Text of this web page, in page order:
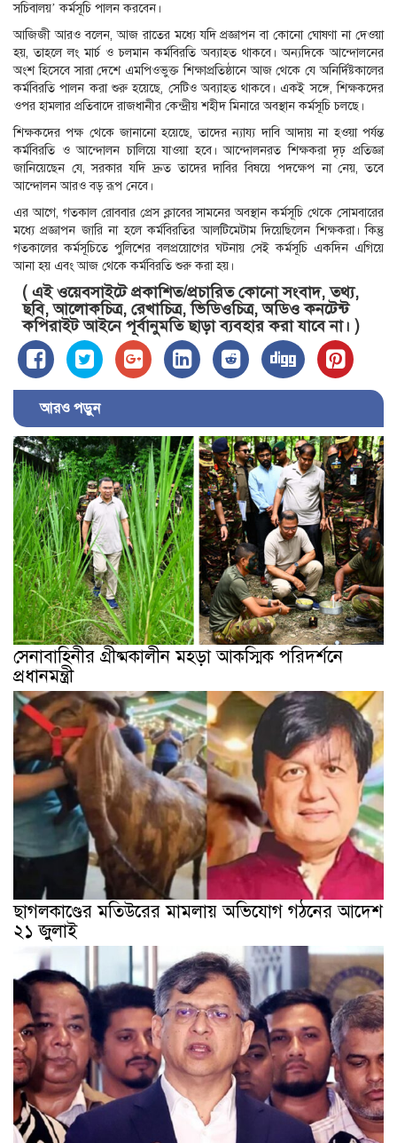
সচিবালয়’ কর্মসূচি পালন করবেন।
আজিজী আরও বলেন, আজ রাতের মধ্যে যদি প্রজ্ঞাপন বা কোনো ঘোষণা না দেওয়া
হয়, তাহলে লং মার্চ ও চলমান কর্মবিরতি অব্যাহত থাকবে। অন্যদিকে আন্দোলনের
অংশ হিসেবে সারা দেশে এমপিওভুক্ত শিক্ষাপ্রতিষ্ঠানে আজ থেকে যে অনির্দিষ্টকালের
কর্মবিরতি পালন করা শুরু হয়েছে, সেটিও অব্যাহত থাকবে। একই সঙ্গে, শিক্ষকদের
ওপর হামলার প্রতিবাদে রাজধানীর কেন্দ্রীয় শহীদ মিনারে অবস্থান কর্মসূচি চলছে।
শিক্ষকদের পক্ষ থেকে জানানো হয়েছে, তাদের ন্যায্য দাবি আদায় না হওয়া পর্যন্ত
কর্মবিরতি ও আন্দোলন চালিয়ে যাওয়া হবে। আন্দোলনরত শিক্ষকরা দৃঢ় প্রতিজ্ঞা
জানিয়েছেন যে, সরকার যদি দ্রুত তাদের দাবির বিষয়ে পদক্ষেপ না নেয়, তবে
আন্দোলন আরও বড় রূপ নেবে।
এর আগে, গতকাল রোববার প্রেস ক্লাবের সামনের অবস্থান কর্মসূচি থেকে সোমবারের
মধ্যে প্রজ্ঞাপন জারি না হলে কর্মবিরতির আলটিমেটাম দিয়েছিলেন শিক্ষকরা। কিন্তু
গতকালের কর্মসূচিতে পুলিশের বলপ্রয়োগের ঘটনায় সেই কর্মসূচি একদিন এগিয়ে
আনা হয় এবং আজ থেকে কর্মবিরতি শুরু করা হয়।
( এই ওয়েবসাইটে প্রকাশিত/প্রচারিত কোনো সংবাদ, তথ্য,
ছবি, আলোকচিত্র, রেখাচিত্র, ভিডিওচিত্র, অডিও কনটেন্ট
কপিরাইট আইনে পূর্বানুমতি ছাড়া ব্যবহার করা যাবে না। )
আরও পড়ুন
সেনাবাহিনীর গ্রীষ্মকালীন মহড়া আকস্মিক পরিদর্শনে
প্রধানমন্ত্রী
ছাগলকাণ্ডের মতিউরের মামলায় অভিযোগ গঠনের আদেশ
২১ জুলাই